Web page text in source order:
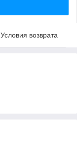
Условия возврата